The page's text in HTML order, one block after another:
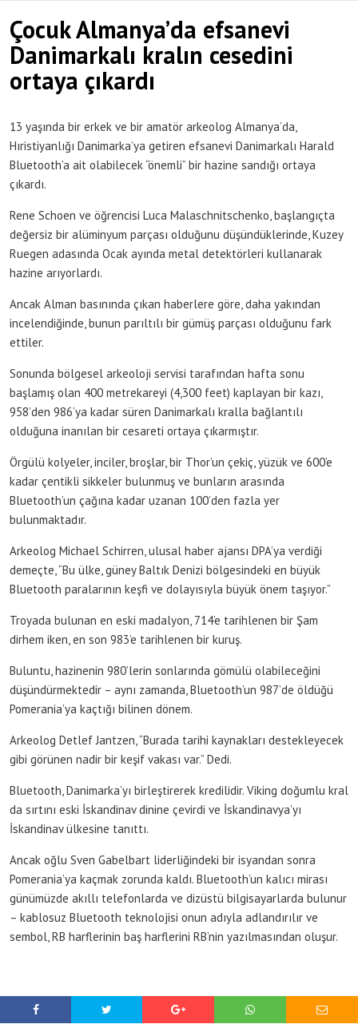
Çocuk Almanya’da efsanevi
Danimarkalı kralın cesedini
ortaya çıkardı
13 yaşında bir erkek ve bir amatör arkeolog Almanya’da,
Hıristiyanlığı Danimarka’ya getiren efsanevi Danimarkalı Harald
Bluetooth’a ait olabilecek “önemli” bir hazine sandığı ortaya
çıkardı.
Rene Schoen ve öğrencisi Luca Malaschnitschenko, başlangıçta
değersiz bir alüminyum parçası olduğunu düşündüklerinde, Kuzey
Ruegen adasında Ocak ayında metal detektörleri kullanarak
hazine arıyorlardı.
Ancak Alman basınında çıkan haberlere göre, daha yakından
incelendiğinde, bunun parıltılı bir gümüş parçası olduğunu fark
ettiler.
Sonunda bölgesel arkeoloji servisi tarafından hafta sonu
başlamış olan 400 metrekareyi (4,300 feet) kaplayan bir kazı,
958’den 986’ya kadar süren Danimarkalı kralla bağlantılı
olduğuna inanılan bir cesareti ortaya çıkarmıştır.
Örgülü kolyeler, inciler, broşlar, bir Thor’un çekiç, yüzük ve 600’e
kadar çentikli sikkeler bulunmuş ve bunların arasında
Bluetooth’un çağına kadar uzanan 100’den fazla yer
bulunmaktadır.
Arkeolog Michael Schirren, ulusal haber ajansı DPA’ya verdiği
demeçte, “Bu ülke, güney Baltık Denizi bölgesindeki en büyük
Bluetooth paralarının keşfi ve dolayısıyla büyük önem taşıyor.”
Troyada bulunan en eski madalyon, 714’e tarihlenen bir Şam
dirhem iken, en son 983’e tarihlenen bir kuruş.
Buluntu, hazinenin 980’lerin sonlarında gömülü olabileceğini
düşündürmektedir – aynı zamanda, Bluetooth’un 987’de öldüğü
Pomerania’ya kaçtığı bilinen dönem.
Arkeolog Detlef Jantzen, “Burada tarihi kaynakları destekleyecek
gibi görünen nadir bir keşif vakası var.” Dedi.
Bluetooth, Danimarka’yı birleştirerek kredilidir. Viking doğumlu kral
da sırtını eski İskandinav dinine çevirdi ve İskandinavya’yı
İskandinav ülkesine tanıttı.
Ancak oğlu Sven Gabelbart liderliğindeki bir isyandan sonra
Pomerania’ya kaçmak zorunda kaldı. Bluetooth’un kalıcı mirası
günümüzde akıllı telefonlarda ve dizüstü bilgisayarlarda bulunur
– kablosuz Bluetooth teknolojisi onun adıyla adlandırılır ve
sembol, RB harflerinin baş harflerini RB’nin yazılmasından oluşur.